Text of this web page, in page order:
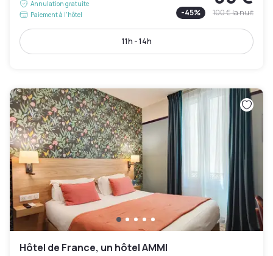
Annulation gratuite
Paiement à l'hôtel
-45% 100 €la nuit
11h - 14h
Hôtel de France, un hôtel AMMI